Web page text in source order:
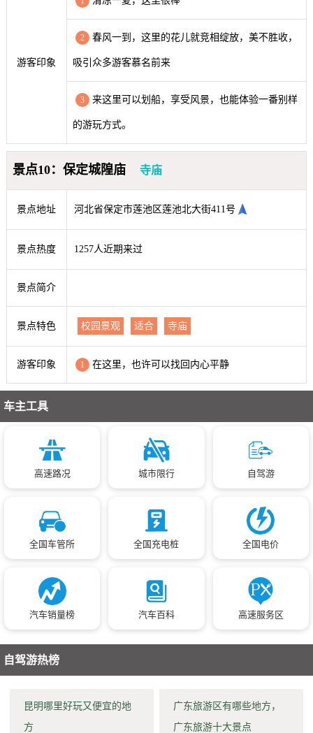
游客印象
2 春风一到，这里的花儿就竞相绽放，美不胜收，
吸引众多游客慕名前来
3 来这里可以划船，享受风景，也能体验一番别样
的游玩方式。
景点10：保定城隍庙 寺庙
景点地址 河北省保定市莲池区莲池北大街411号
景点热度 1257人近期来过
景点简介
景点特色 校园景观 适合 寺庙
游客印象 1 在这里，也许可以找回内心平静
车主工具
高速路况 城市限行 自驾游
全国车管所 全国充电桩 全国电价
汽车销量榜 汽车百科 高速服务区
自驾游热榜
昆明哪里好玩又便宜的地
方
广东旅游区有哪些地方，
广东旅游十大景点